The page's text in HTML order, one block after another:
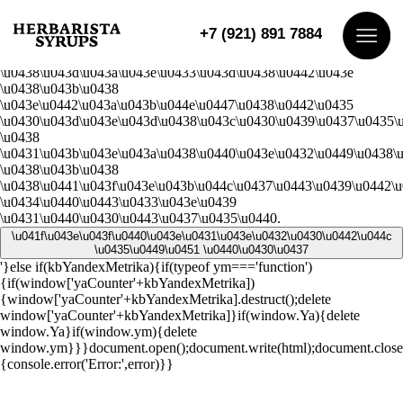
\u0441\u0430\u0439\u0442
\u0437\u0430\u0439\u0434\u0438\u0442\u0435 \u0432
\u0438\u043d\u043a\u043e\u0433\u043d\u0438\u0442\u043e
\u0438\u043b\u0438
\u043e\u0442\u043a\u043b\u044e\u0447\u0438\u0442\u0435
\u0438
\u0438\u043b\u0438
\u0434\u0440\u0443\u0433\u043e\u0439
\u0431\u0440\u0430\u0443\u0437\u0435\u0440.
\u041f\u043e\u043f\u0440\u043e\u0431\u043e\u0432\u0430\u0442\u044c
\u0435\u0449\u0451 \u0440\u0430\u0437
'}else if(kbYandexMetrika){if(typeof ym==='function')
{if(window['yaCounter'+kbYandexMetrika])
{window['yaCounter'+kbYandexMetrika].destruct();delete
window['yaCounter'+kbYandexMetrika]}if(window.Ya){delete
window.Ya}if(window.ym){delete
{console.error('Error:',error)}}
О